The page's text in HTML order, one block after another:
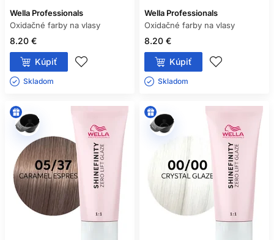
Wella Professionals
Oxidačné farby na vlasy
8.20 €
Kúpiť
Skladom ㅤ
Wella Professionals
Oxidačné farby na vlasy
8.20 €
Kúpiť
Skladom ㅤ